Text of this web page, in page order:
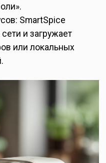
SmartSpice
и загружает
или локальных